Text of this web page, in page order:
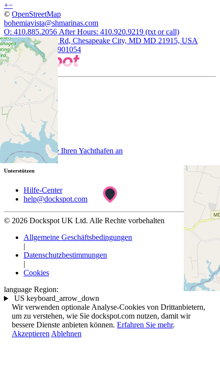
+−
© OpenStreetMap
bohemiavista@shmarinas.com
O: 410.885.2056 After Hours: 410.920.9219 (txt or call)
140 Vista Marina Rd, Chesapeake City, MD MD 21915, USA
39.4877807, -75.901054
Über uns
Kunde
Melden Sie Ihren Yachthafen an
Unterstützen
Hilfe-Center
help@dockspot.com
© 2026 Dockspot UK Ltd. Alle Rechte vorbehalten
Allgemeine Geschäftsbedingungen
|
Datenschutzbestimmungen
|
Cookies
language Region:
US keyboard_arrow_down
Wir verwenden optionale Analyse-Cookies von Drittanbietern,
um zu verstehen, wie Sie dockspot.com nutzen, damit wir
bessere Dienste anbieten können. Erfahren Sie mehr.
Akzeptieren Ablehnen